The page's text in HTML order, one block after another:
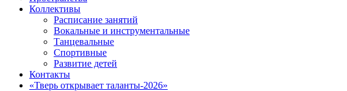
Коллективы
Расписание занятий
Вокальные и инструментальные
Танцевальные
Спортивные
Развитие детей
Контакты
«Тверь открывает таланты-2026»